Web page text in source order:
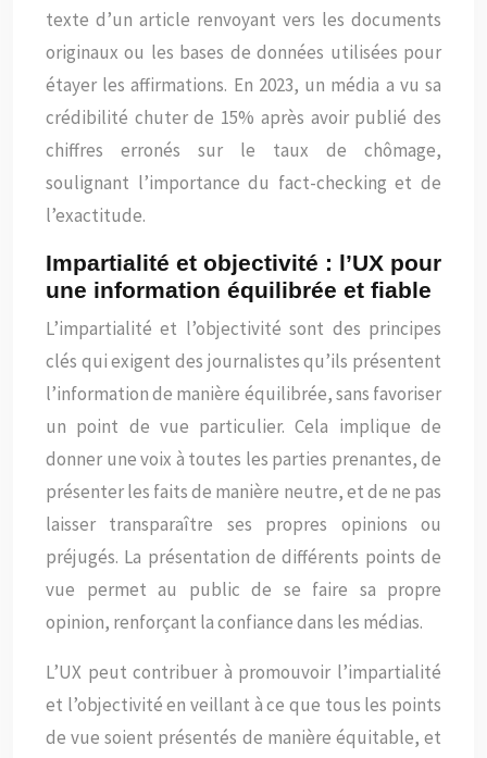
texte d’un article renvoyant vers les documents
originaux ou les bases de données utilisées pour
étayer les affirmations. En 2023, un média a vu sa
crédibilité chuter de 15% après avoir publié des
chiffres erronés sur le taux de chômage,
soulignant l’importance du fact-checking et de
l’exactitude.
Impartialité et objectivité : l’UX pour
une information équilibrée et fiable
L’impartialité et l’objectivité sont des principes
clés qui exigent des journalistes qu’ils présentent
l’information de manière équilibrée, sans favoriser
un point de vue particulier. Cela implique de
donner une voix à toutes les parties prenantes, de
présenter les faits de manière neutre, et de ne pas
laisser transparaître ses propres opinions ou
préjugés. La présentation de différents points de
vue permet au public de se faire sa propre
opinion, renforçant la confiance dans les médias.
L’UX peut contribuer à promouvoir l’impartialité
et l’objectivité en veillant à ce que tous les points
de vue soient présentés de manière équitable, et